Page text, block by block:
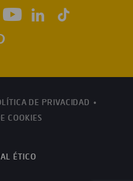
DE PRIVACIDAD
COOKIES
ÉTICO